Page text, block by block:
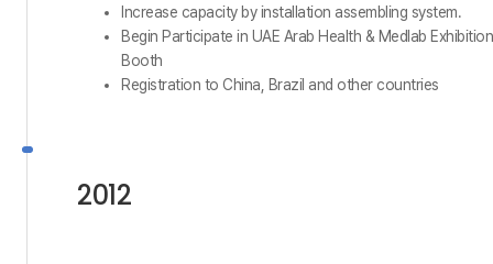
Increase capacity by installation assembling system.
Begin Participate in UAE Arab Health & Medlab Exhibition
Booth
Registration to China, Brazil and other countries
2012